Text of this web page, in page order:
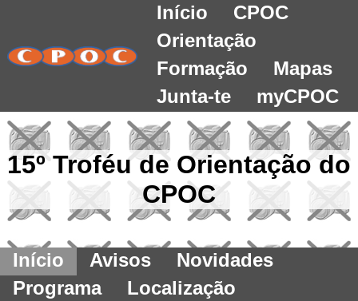
Início
CPOC
Orientação
Formação
Mapas
Junta-te
myCPOC
15º Troféu de Orientação do
CPOC
Início Avisos
Novidades
Programa
Localização